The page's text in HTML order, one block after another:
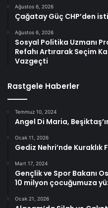
Ağustos 6, 2026
Çağatay Güç CHP’den
Ağustos 6, 2026
Sosyal Politika Uzmanı
Refahı Artırarak Seçim
Vazgeçti
Rastgele Haberler
Temmuz 10, 2024
Angel Di Maria,
Ocak 11, 2026
Gediz Nehri’nde Kuraklık
Mart 17, 2024
Gençlik ve Spor Bakanı
10 milyon çocuğumuza
Ocak 21, 2026